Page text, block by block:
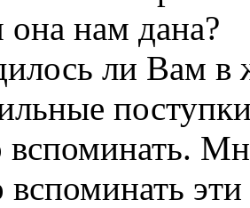
она нам дана?
ли Вам в
вспоминать.